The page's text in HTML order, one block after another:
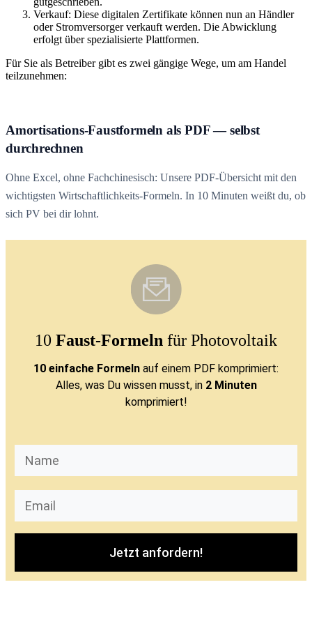
Verkauf: Diese digitalen Zertifikate können nun an Händler
oder Stromversorger verkauft werden. Die Abwicklung
erfolgt über spezialisierte Plattformen.
Für Sie als Betreiber gibt es zwei gängige Wege, um am Handel
teilzunehmen:
Amortisations-Faustformeln als PDF — selbst
durchrechnen
Ohne Excel, ohne Fachchinesisch: Unsere PDF-Übersicht mit den
wichtigsten Wirtschaftlichkeits-Formeln. In 10 Minuten weißt du, ob
sich PV bei dir lohnt.
10 Faust-Formeln für Photovoltaik
10 einfache Formeln auf einem PDF komprimiert:
Alles, was Du wissen musst, in 2 Minuten
komprimiert!
Jetzt anfordern!